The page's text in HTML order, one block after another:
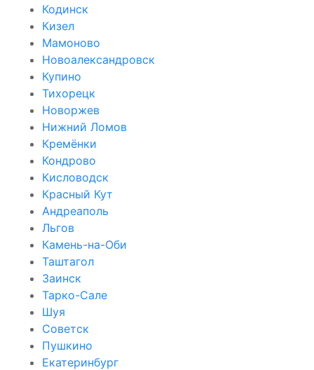
Кодинск
Кизел
Мамоново
Новоалександровск
Купино
Тихорецк
Новоржев
Нижний Ломов
Кремёнки
Кондрово
Кисловодск
Красный Кут
Андреаполь
Льгов
Камень-на-Оби
Таштагол
Заинск
Тарко-Сале
Шуя
Советск
Пушкино
Екатеринбург